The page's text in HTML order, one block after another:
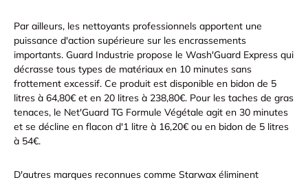
Par ailleurs, les nettoyants professionnels apportent une
puissance d'action supérieure sur les encrassements
importants. Guard Industrie propose le Wash'Guard Express qui
décrasse tous types de matériaux en 10 minutes sans
frottement excessif. Ce produit est disponible en bidon de 5
litres à 64,80€ et en 20 litres à 238,80€. Pour les taches de gras
tenaces, le Net'Guard TG Formule Végétale agit en 30 minutes
et se décline en flacon d'1 litre à 16,20€ ou en bidon de 5 litres
à 54€.
D'autres marques reconnues comme Starwax éliminent